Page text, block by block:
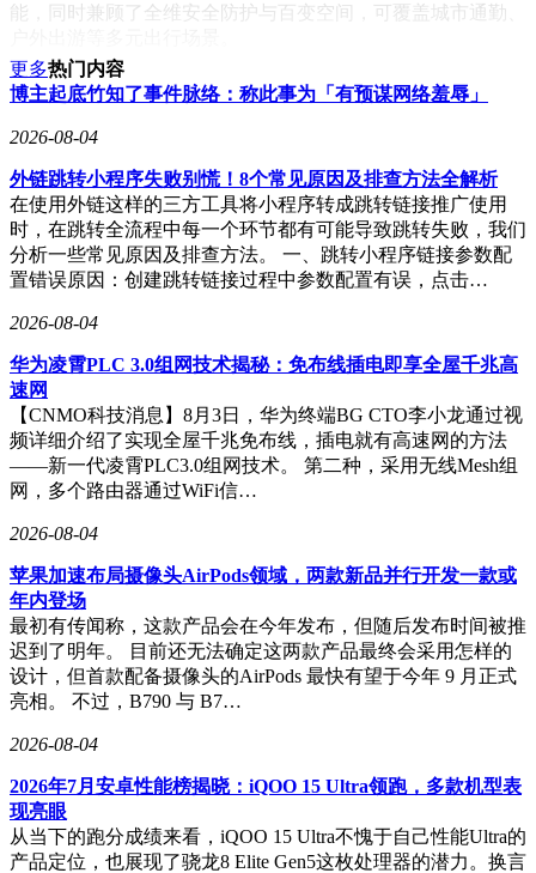
能，同时兼顾了全维安全防护与百变空间，可覆盖城市通勤、
上公布了品牌的未来发展规划。面向下一个五年，阿维塔将推
动科技、产品、全球化三大维度的全面进阶。到2030年，品牌
将冲刺全球80万辆的销量目标，其中海外销量占比将超过
40%。在产品布局上，阿维塔计划到2030年推出17款全新产
品，并即将发布一款大六座旗舰SUV，该车型将首批搭载宁
德时代麒麟凝聚态电池。
回顾过去五年，阿维塔品牌完成了第一代四款产品的布局，覆
过700家渠道触点。同时，品牌还进入了超过40个国家和地
区，累计赢得了超过25万用户的信任，成功站稳了新豪华阵
营。在技术层面，阿维塔依托长安汽车的深厚研发底蕴，全栈
自研了太行智控底盘、昆仑智慧增程两大尖端技术。其中，太
行智控底盘已完成技术革新，引入分布式电驱提升了驾控安全
性。作为华为、宁德时代的技术股东，阿维塔还享有双方最新
6及宁德时代凝聚态电池等前沿科技均将首批应用于阿维塔车
型。
在全球化布局方面，阿维塔自2024年出海以来取得了显著成
果。在泰国高端电动市场，阿维塔长期稳居销量第一；在阿联
酋，品牌占据了10%的高端电动汽车市场份额。2026年，阿维
塔将正式进入欧洲市场，并预计到2030年进入超过80个国家和
地区，建立超过700个海外触点。站在五周年的新起点上，阿
维塔将以原创设计为驱动、智能科技为底色，稳步迈向“全球
更多热门内容
博主起底竹知了事件脉络：称此事为「有预谋网络羞辱」
2026-08-04
外链跳转小程序失败别慌！8个常见原因及排查方法全解析
在使用外链这样的三方工具将小程序转成跳转链接推广使用
时，在跳转全流程中每一个环节都有可能导致跳转失败，我们
分析一些常见原因及排查方法。 一、跳转小程序链接参数配
置错误原因：创建跳转链接过程中参数配置有误，点击…
2026-08-04
华为凌霄PLC 3.0组网技术揭秘：免布线插电即享全屋千兆高
速网
【CNMO科技消息】8月3日，华为终端BG CTO李小龙通过视
频详细介绍了实现全屋千兆免布线，插电就有高速网的方法
——新一代凌霄PLC3.0组网技术。 第二种，采用无线Mesh组
网，多个路由器通过WiFi信…
2026-08-04
苹果加速布局摄像头AirPods领域，两款新品并行开发一款或
年内登场
最初有传闻称，这款产品会在今年发布，但随后发布时间被推
迟到了明年。 目前还无法确定这两款产品最终会采用怎样的
设计，但首款配备摄像头的AirPods 最快有望于今年 9 月正式
亮相。 不过，B790 与 B7…
2026-08-04
2026年7月安卓性能榜揭晓：iQOO 15 Ultra领跑，多款机型表
现亮眼
从当下的跑分成绩来看，iQOO 15 Ultra不愧于自己性能Ultra的
产品定位，也展现了骁龙8 Elite Gen5这枚处理器的潜力。换言